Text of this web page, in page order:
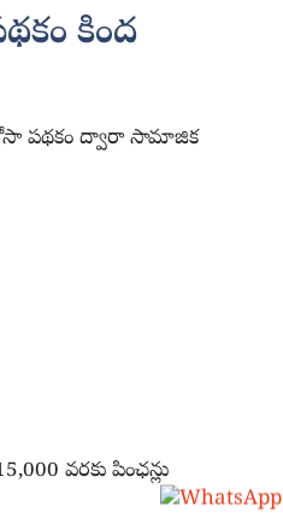
కింద
పథకం ద్వారా సామాజిక
వరకు పింఛన్లు